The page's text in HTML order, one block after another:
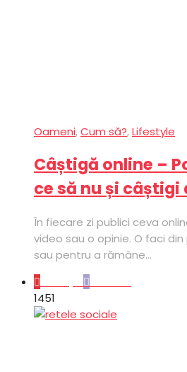
Oameni,Cum să?,Lifestyle
Câștigă online –
ce să nu și câștigi
În fiecare zi publici ceva
video sau o opinie. O faci
sau pentru a rămâne...
1451